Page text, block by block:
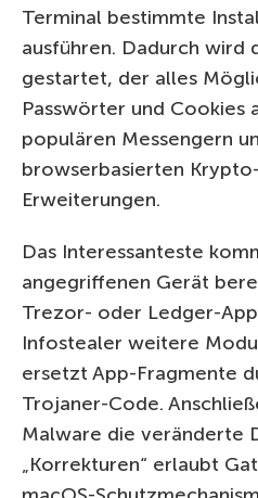
Terminal bestimmte
ausführen. Dadurch wird
gestartet, der alles
Passwörter und Cookies
populären Messengern
browserbasierten
Erweiterungen.
Das Interessanteste
angegriffenen Gerät
Trezor- oder Ledger-
Infostealer weitere
ersetzt App-Fragmente
Trojaner-Code.
Malware die veränderte
„Korrekturen“ erlaubt